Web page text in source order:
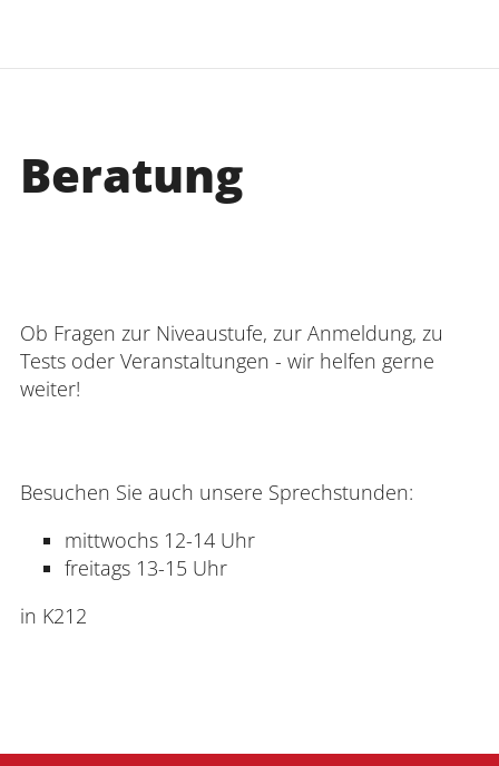
Beratung
Ob Fragen zur Niveaustufe, zur Anmeldung, zu
Tests oder Veranstaltungen - wir helfen gerne
weiter!
Besuchen Sie auch unsere Sprechstunden:
mittwochs 12-14 Uhr
freitags 13-15 Uhr
in K212